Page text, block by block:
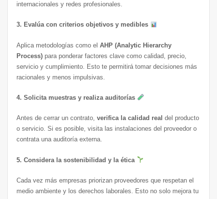
internacionales y redes profesionales.
3. Evalúa con criterios objetivos y medibles
Aplica metodologías como el AHP (Analytic Hierarchy
Process)para ponderar factores clave como calidad, precio,
servicio y cumplimiento. Esto te permitirá tomar decisiones más
racionales y menos impulsivas.
4. Solicita muestras y realiza auditorías
Antes de cerrar un contrato, verifica la calidad real del producto
o servicio. Si es posible, visita las instalaciones del proveedor o
contrata una auditoría externa.
5. Considera la sostenibilidad y la ética
Cada vez más empresas priorizan proveedores que respetan el
medio ambiente y los derechos laborales. Esto no solo mejora tu